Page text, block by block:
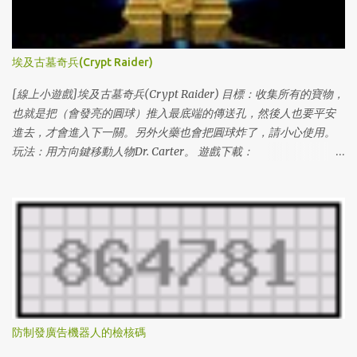
埃及古墓奇兵(Crypt Raider)
[線上小遊戲]埃及古墓奇兵(Crypt Raider) 目標：收集所有的寶物，
也就是把（會發亮的圓球）推入最底端的傳送孔，然後人也要平安
進去，才會進入下一關。另外火藥也會把圓球炸了，請小心使用。
玩法：用方向鍵移動人物Dr. Carter。 遊戲下載：
100) & levelcodes) 1 l3VIFNXL6O0 2 l1GDCJTH4BU 3 lDIIBX80DTS
4 lZ4DJKCGM46 5 lY8BUJAAHML 6 l3DQ84AHPJ2 7
lUATCLAZHAU 8 lKPU91XGSMG 9 lXPQ5V9CO5S 10 lPXAA197342
11 lUZLUV05WJ5 12 lIHFREW7HFB 13 l8I1NH0NLMS 14
lL0LOD3SNZQ 15 lV9HLCQJW0Z 16 lWVJKG7WORV 17
lCFF6Z4PWAQ 21 lS3F44JY4LG 22 lMCY5EP0UDX 23 lSVIXSLLG49
24 l6PEUSYSJ3I 25 lU6I3685MLA 26 lA99B9759UZ 27
防制發廣告機器人的檢核碼